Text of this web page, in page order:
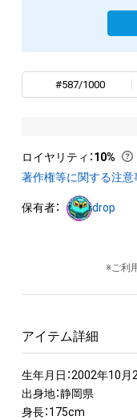
#587/1000
ロイヤリティ ：10%
著作権等に関する注意
保有者： drop
※ご利
アイテム詳細
生年月日：2002年10月
出身地：静岡県
身長：175cm